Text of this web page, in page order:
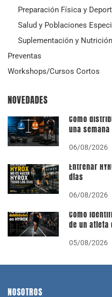
Preparación Física y
Salud y Poblaciones
Suplementación y Nutrición
Preventas
Workshops/Cursos Cortos
NOVEDADES
Cómo
una semana
06/08/2026
Entrenar
días
06/08/2026
Cómo
de un atleta
05/08/2026
NOSOTROS